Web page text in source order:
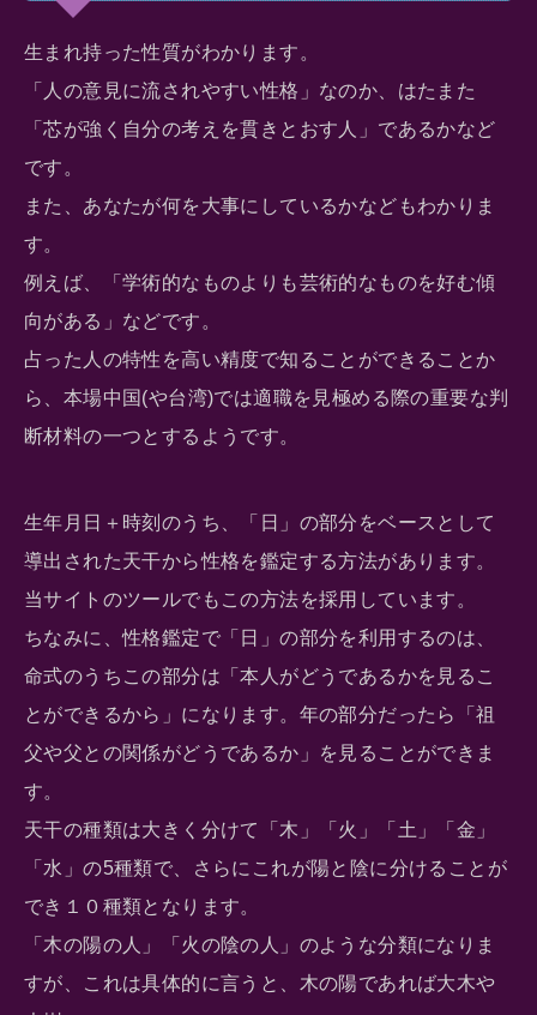
生まれ持った性質がわかります。
「人の意見に流されやすい性格」なのか、はたまた
「芯が強く自分の考えを貫きとおす人」であるかなど
です。
また、あなたが何を大事にしているかなどもわかりま
す。
例えば、「学術的なものよりも芸術的なものを好む傾
向がある」などです。
占った人の特性を高い精度で知ることができることか
ら、本場中国(や台湾)では適職を見極める際の重要な判
断材料の一つとするようです。
生年月日＋時刻のうち、「日」の部分をベースとして
導出された天干から性格を鑑定する方法があります。
当サイトのツールでもこの方法を採用しています。
ちなみに、性格鑑定で「日」の部分を利用するのは、
命式のうちこの部分は「本人がどうであるかを見るこ
とができるから」になります。年の部分だったら「祖
父や父との関係がどうであるか」を見ることができま
す。
天干の種類は大きく分けて「木」「火」「土」「金」
「水」の5種類で、さらにこれが陽と陰に分けることが
でき１０種類となります。
「木の陽の人」「火の陰の人」のような分類になりま
すが、これは具体的に言うと、木の陽であれば大木や